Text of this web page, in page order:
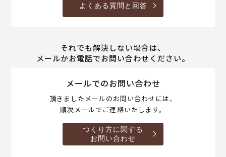
よくある質問と回答
それでも解決しない場合は、
メールかお電話でお問い合わせください。
メールでのお問い合わせ
頂きましたメールのお問い合わせには、
順次メールでご連絡いたします。
つくり方に関する
お問い合わせ